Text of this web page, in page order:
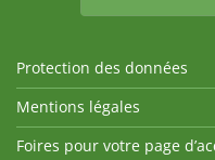
Protection des données
Mentions légales
Foires pour votre page